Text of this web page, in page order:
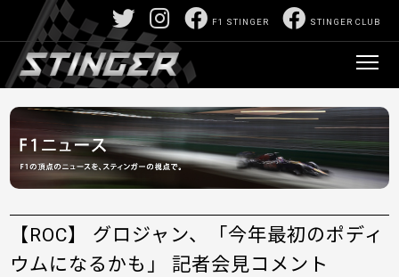
STINGER CLUB
F1 STINGER
【ROC】 グロジャン、「今年最初のポディ
ウムになるかも」 記者会見コメント